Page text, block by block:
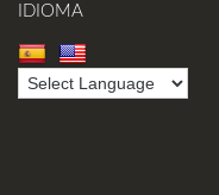
IDIOMA